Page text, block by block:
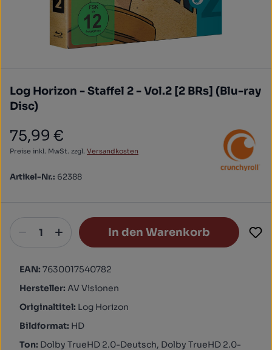
Log Horizon - Staffel 2 - Vol.2 [2 BRs] (Blu-ray
Disc)
Regulärer Preis:
75,99 €
Preise inkl. MwSt. zzgl. Versandkosten
Artikel-Nr.: 62388
In den Warenkorb
EAN: 7630017540782
Hersteller: AV Visionen
Originaltitel: Log Horizon
Bildformat: HD
Ton: Dolby TrueHD 2.0-Deutsch, Dolby TrueHD 2.0-